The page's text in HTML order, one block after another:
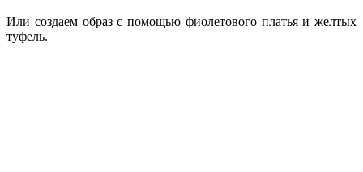
Или создаем образ с помощью фиолетового платья и желтых
туфель.